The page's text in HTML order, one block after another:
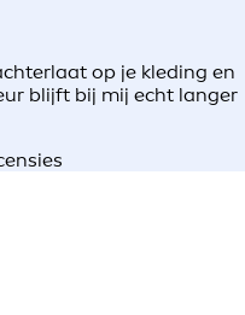
op je kleding en
blijft bij mij echt langer